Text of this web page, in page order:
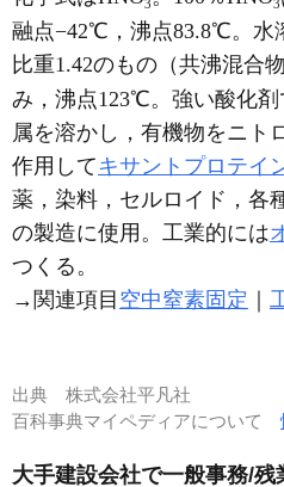
3 3
融点−42℃，沸点83.8℃。水
比重1.42のもの（共沸混合
み，沸点123℃。強い酸化
属を溶かし，有機物をニト
作用してキサントプロテイ
薬，染料，セルロイド，各
の製造に使用。工業的には
つくる。
→関連項目 空中窒素固定
出典 株式会社平凡社
百科事典マイペディアについて
大手建設会社で一般事務/